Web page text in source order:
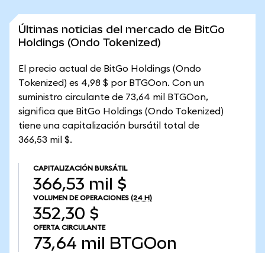
Últimas noticias del mercado de BitGo
Holdings (Ondo Tokenized)
El precio actual de BitGo Holdings (Ondo
Tokenized) es 4,98 $ por BTGOon. Con un
suministro circulante de 73,64 mil BTGOon,
significa que BitGo Holdings (Ondo Tokenized)
tiene una capitalización bursátil total de
366,53 mil $.
CAPITALIZACIÓN BURSÁTIL
366,53 mil $
VOLUMEN DE OPERACIONES (24 H)
352,30 $
OFERTA CIRCULANTE
73,64 mil BTGOon